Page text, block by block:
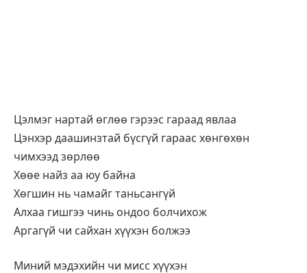
Цэлмэг нартай өглөө гэрээс гараад явлаа
Цэнхэр даашинзтай бүсгүй гараас хөнгөхөн
чимхээд зөрлөө
Хөөе найз аа юу байна
Хөгшин нь чамайг таньсангүй
Алхаа гишгээ чинь ондоо болчихож
Аргагүй чи сайхан хүүхэн болжээ
Миний мэдэхийн чи мисс хүүхэн